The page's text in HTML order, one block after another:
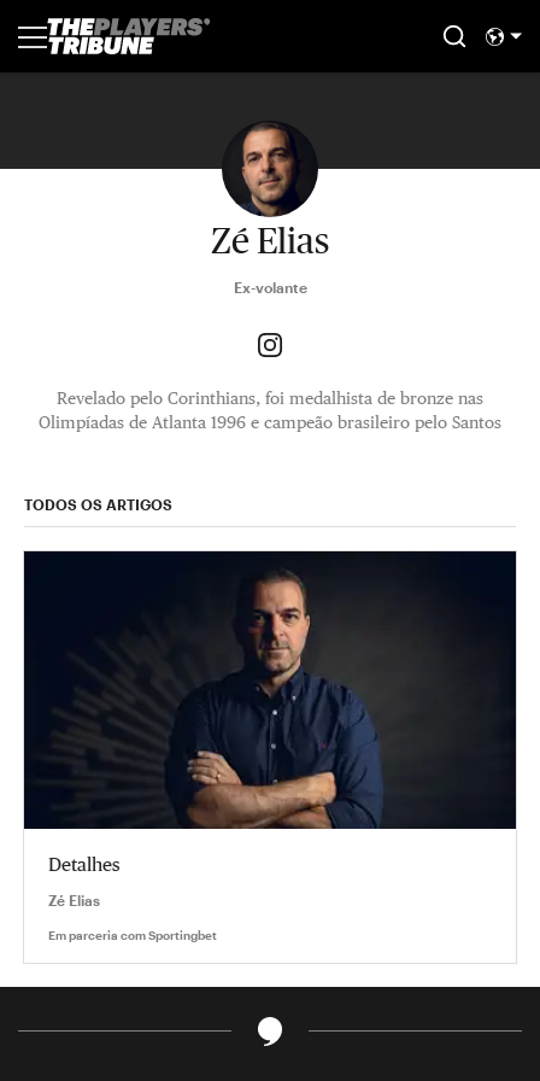
Zé Elias
Ex-volante
Revelado pelo Corinthians, foi medalhista de bronze nas
Olimpíadas de Atlanta 1996 e campeão brasileiro pelo Santos
TODOS OS ARTIGOS
Detalhes
Zé Elias
Em parceria comSportingbet